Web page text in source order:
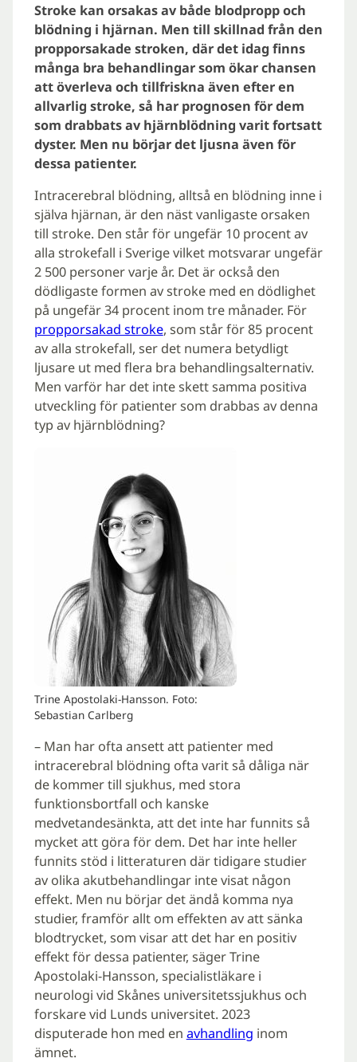
Stroke kan orsakas av både blodpropp och
blödning i hjärnan. Men till skillnad från den
propporsakade stroken, där det idag finns
många bra behandlingar som ökar chansen
att överleva och tillfriskna även efter en
allvarlig stroke, så har prognosen för dem
som drabbats av hjärnblödning varit fortsatt
dyster. Men nu börjar det ljusna även för
dessa patienter.
Intracerebral blödning, alltså en blödning inne i
själva hjärnan, är den näst vanligaste orsaken
till stroke. Den står för ungefär 10 procent av
alla strokefall i Sverige vilket motsvarar ungefär
2 500 personer varje år. Det är också den
dödligaste formen av stroke med en dödlighet
på ungefär 34 procent inom tre månader. För
propporsakad stroke, som står för 85 procent
av alla strokefall, ser det numera betydligt
ljusare ut med flera bra behandlingsalternativ.
Men varför har det inte skett samma positiva
utveckling för patienter som drabbas av denna
typ av hjärnblödning?
Trine Apostolaki-Hansson. Foto:
Sebastian Carlberg
– Man har ofta ansett att patienter med
intracerebral blödning ofta varit så dåliga när
de kommer till sjukhus, med stora
funktionsbortfall och kanske
medvetandesänkta, att det inte har funnits så
mycket att göra för dem. Det har inte heller
funnits stöd i litteraturen där tidigare studier
av olika akutbehandlingar inte visat någon
effekt. Men nu börjar det ändå komma nya
studier, framför allt om effekten av att sänka
blodtrycket, som visar att det har en positiv
effekt för dessa patienter, säger Trine
Apostolaki-Hansson, specialistläkare i
neurologi vid Skånes universitetssjukhus och
forskare vid Lunds universitet. 2023
disputerade hon med en avhandling inom
ämnet.